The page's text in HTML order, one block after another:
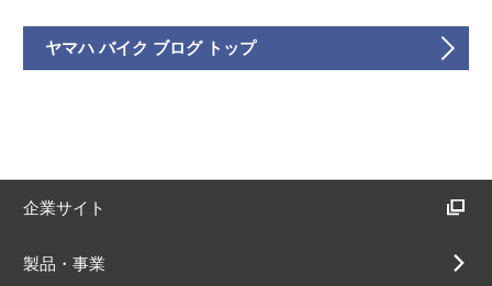
ヤマハ バイク ブログ トップ
企業サイト
製品・事業